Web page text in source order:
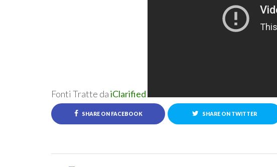
Fonti Tratte daiClarified
SHARE ON FACEBOOK SHARE ON TWITTER